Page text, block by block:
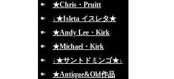
★Chris・Pruitt
↓★Isleta イスレタ★
★Andy Lee・Kirk
★Michael・Kirk
↓★サントドミンゴ★↓
★Antique&Old作品